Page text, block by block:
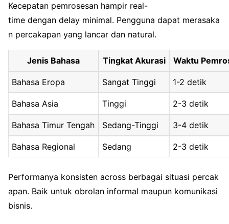
Kecepatan pemrosesan hampir real-
time dengan delay minimal. Pengguna dapat merasaka
n percakapan yang lancar dan natural.
Jenis Bahasa Tingkat Akurasi Waktu
Bahasa Eropa Sangat Tinggi 1-2 detik
Bahasa Asia Tinggi 2-3 detik
Bahasa Timur Tengah Sedang-Tinggi 3-4 detik
Bahasa Regional Sedang 2-3 detik
Performanya konsisten across berbagai situasi percak
apan. Baik untuk obrolan informal maupun komunikasi
bisnis.